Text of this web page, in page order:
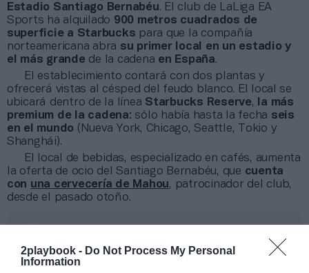
2playbook - Do Not Process My Personal
Information
Estadio Santiago Bernabéu. El club de LaLiga EA
Sports ha alquilado 900 metros cuadrados de
superficie a Starbucks para que la compañía
norteamericana abra su primer local en un estadio y
el más grande de la cadena en España.
El establecimiento contará con dos plantas y
ofrecerá vistas al césped del feudo blanco. El local se
ubicará dentro de la línea Starbucks Reserve,
la más
premium de la cadena: sólo había hasta la fecha seis
en el mundo (Nueva York, Chicago, Seattle, Tokio y
Shanghái).
El local de bebidas, especializado en cafés, aumenta
la oferta de ocio del Santiago Bernabéu, que cuenta
con una cervecería de Mahou, patrocinador del club,
desde el pasado otoño.
Mantente informado con las últimas noticias de actualidad.